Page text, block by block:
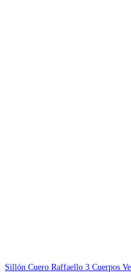
Sillón Cuero Raffaello 3 Cuerpos